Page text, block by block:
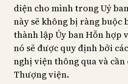
diện cho mình trong Uỷ
này sẽ không bị ràng buộc
thành lập Ủy ban Hỗn hợp
nó sẽ được quy định bởi
nghị viện thông qua và cần
Thượng viện.